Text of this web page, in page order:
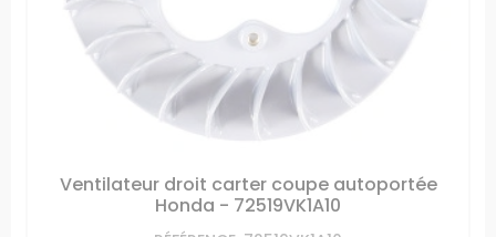
Ventilateur droit carter coupe autoportée
Honda - 72519VK1A10